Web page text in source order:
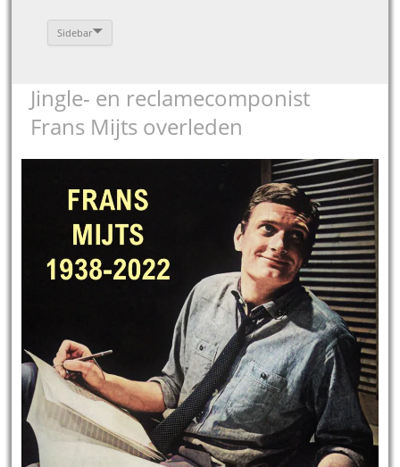
Sidebar
Jingle- en reclamecomponist
Frans Mijts overleden